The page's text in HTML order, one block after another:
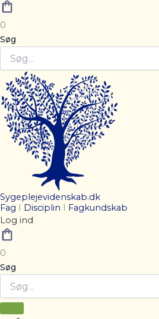
0
Søg
Sygeplejevidenskab.dk
Fag
Disciplin
Fagkundskab
Log ind
0
Søg